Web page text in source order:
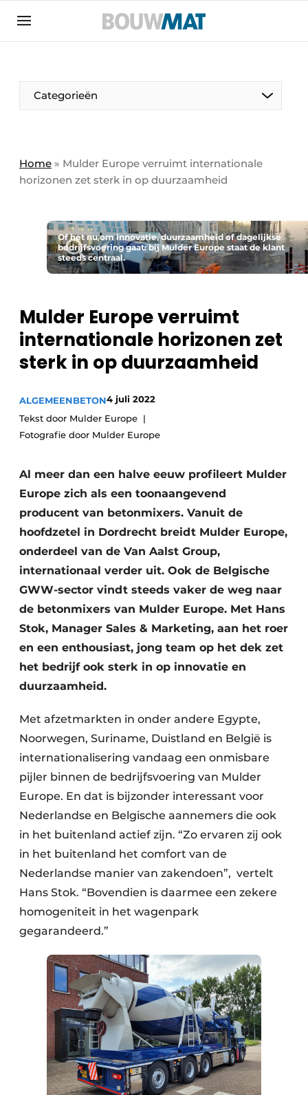
Aanmelden
Bedrijven
Bedrijven
Contact
Evenement aanmelden
Meest gelezen
Nieuwsbrief
Privacy / Cookie statement
Vacature aanmelden
Vacatures
Categorieën
Home » Mulder Europe verruimt internationale
horizonen zet sterk in op duurzaamheid
Of het nu om innovatie, duurzaamheid of dagelijkse
bedrijfsvoering gaat: bij Mulder Europe staat de klant
steeds centraal.
Mulder Europe verruimt
internationale horizonen zet
sterk in op duurzaamheid
ALGEMEENBETON4 juli 2022
Tekst door Mulder Europe
Fotografie door Mulder Europe
Al meer dan een halve eeuw profileert Mulder
Europe zich als een toonaangevend
producent van betonmixers. Vanuit de
hoofdzetel in Dordrecht breidt Mulder Europe,
onderdeel van de Van Aalst Group,
internationaal verder uit. Ook de Belgische
GWW-sector vindt steeds vaker de weg naar
de betonmixers van Mulder Europe. Met Hans
Stok, Manager Sales & Marketing, aan het roer
en een enthousiast, jong team op het dek zet
het bedrijf ook sterk in op innovatie en
duurzaamheid.
Met afzetmarkten in onder andere Egypte,
Noorwegen, Suriname, Duistland en België is
internationalisering vandaag een onmisbare
pijler binnen de bedrijfsvoering van Mulder
Europe. En dat is bijzonder interessant voor
Nederlandse en Belgische aannemers die ook
in het buitenland actief zijn. “Zo ervaren zij ook
in het buitenland het comfort van de
Nederlandse manier van zakendoen”, vertelt
Hans Stok. “Bovendien is daarmee een zekere
homogeniteit in het wagenpark
gegarandeerd.”